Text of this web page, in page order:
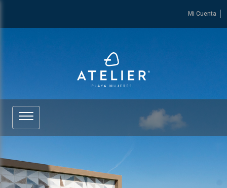
Mi Cuenta
Ver más de ATELIER Playa Mujeres